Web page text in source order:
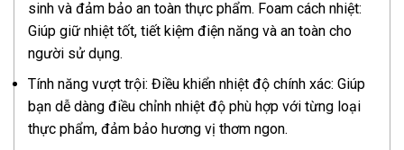
sinh và đảm bảo an toàn thực phẩm. Foam cách nhiệt:
Giúp giữ nhiệt tốt, tiết kiệm điện năng và an toàn cho
người sử dụng.
Tính năng vượt trội: Điều khiển nhiệt độ chính xác: Giúp
bạn dễ dàng điều chỉnh nhiệt độ phù hợp với từng loại
thực phẩm, đảm bảo hương vị thơm ngon.